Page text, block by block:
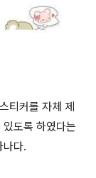
티커를 자체 제
도록 하였다는
나다.